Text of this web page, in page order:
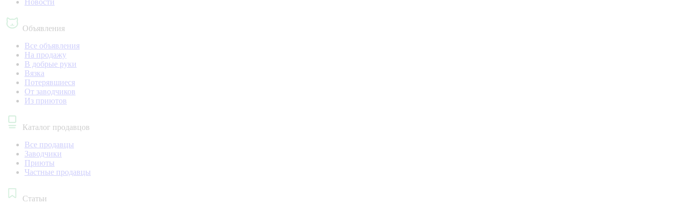
Новости
Объявления
Все объявления
На продажу
В добрые руки
Вязка
Потерявшиеся
От заводчиков
Из приютов
Каталог продавцов
Все продавцы
Заводчики
Приюты
Частные продавцы
Статьи